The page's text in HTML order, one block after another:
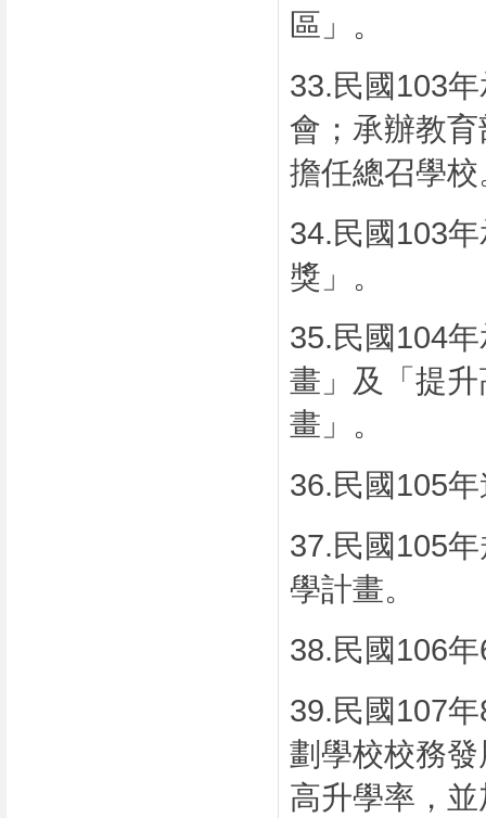
區」。
33.民國103
會；承辦教
擔任總召學校
34.民國103
獎」。
35.民國104
畫」及「提
畫」。
36.民國105
37.民國105
學計畫。
38.民國106年
39.民國107年
劃學校校務
高升學率，